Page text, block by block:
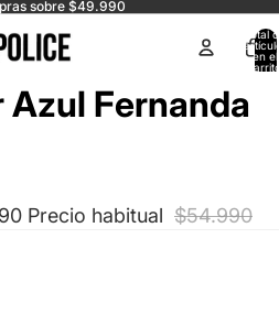
sobre $49.990
Total
en el
Fernanda
Precio habitual $54.990